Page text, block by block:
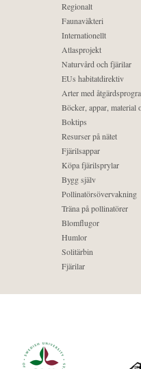
Regionalt
Faunaväkteri
Internationellt
Atlasprojekt
Naturvård och fjärilar
EUs habitatdirektiv
Arter med
Böcker, appar, material
Boktips
Resurser på nätet
Fjärilsappar
Köpa fjärilsprylar
Bygg själv
Pollinatörsövervakning
Träna på pollinatörer
Blomflugor
Humlor
Solitärbin
Fjärilar